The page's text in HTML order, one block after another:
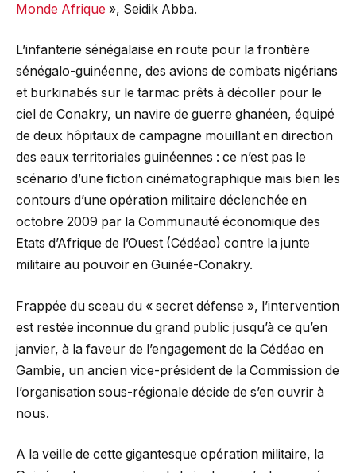
Monde Afrique », Seidik Abba.
L’infanterie sénégalaise en route pour la frontière
sénégalo-guinéenne, des avions de combats nigérians
et burkinabés sur le tarmac prêts à décoller pour le
ciel de Conakry, un navire de guerre ghanéen, équipé
de deux hôpitaux de campagne mouillant en direction
des eaux territoriales guinéennes : ce n’est pas le
scénario d’une fiction cinématographique mais bien les
contours d’une opération militaire déclenchée en
octobre 2009 par la Communauté économique des
Etats d’Afrique de l’Ouest (Cédéao) contre la junte
militaire au pouvoir en Guinée-Conakry.
Frappée du sceau du « secret défense », l’intervention
est restée inconnue du grand public jusqu’à ce qu’en
janvier, à la faveur de l’engagement de la Cédéao en
Gambie, un ancien vice-président de la Commission de
l’organisation sous-régionale décide de s’en ouvrir à
nous.
A la veille de cette gigantesque opération militaire, la